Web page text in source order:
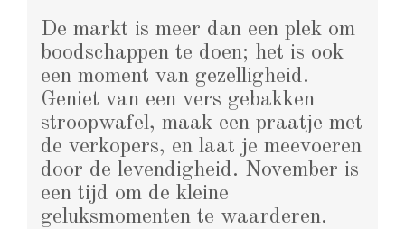
De markt is meer dan een plek om
boodschappen te doen; het is ook
een moment van gezelligheid.
Geniet van een vers gebakken
stroopwafel, maak een praatje met
de verkopers, en laat je meevoeren
door de levendigheid. November is
een tijd om de kleine
geluksmomenten te waarderen.